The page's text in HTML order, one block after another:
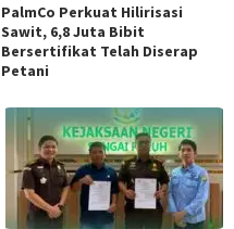
PalmCo Perkuat Hilirisasi
Sawit, 6,8 Juta Bibit
Bersertifikat Telah Diserap
Petani